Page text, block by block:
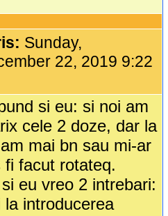
Sunday,
22, 2019 9:22
si eu: si noi am
cele 2 doze, dar la
mai bn sau mi-ar
facut rotateq.
eu vreo 2 intrebari:
introducerea